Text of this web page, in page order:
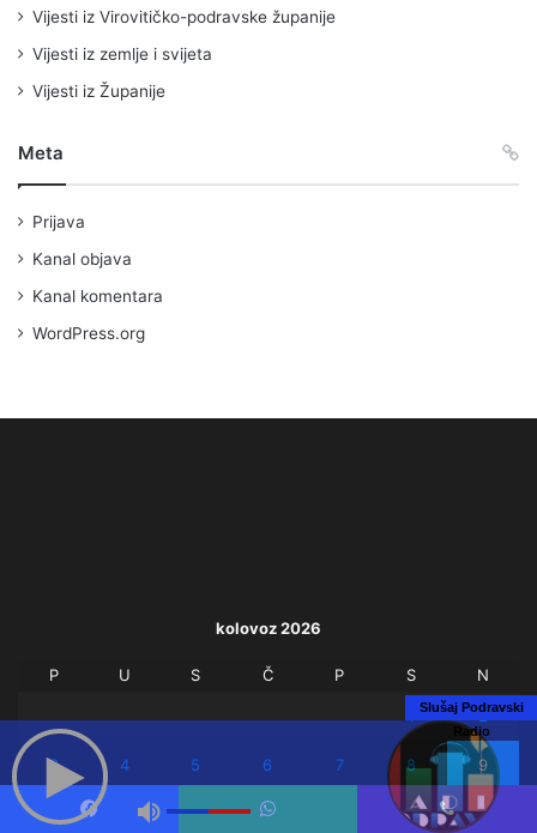
Vijesti iz Virovitičko-podravske županije
Vijesti iz zemlje i svijeta
Vijesti iz Županije
Meta
Prijava
Kanal objava
Kanal komentara
WordPress.org
kolovoz 2026
P U S Č P S N
2
3 4 5 6 7 8 9
10 12 13 15
16
Slušaj Podravski
Radio